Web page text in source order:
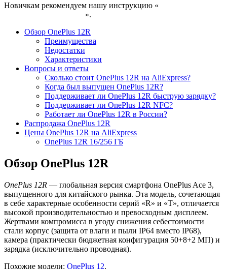
Новичкам рекомендуем нашу инструкцию «
».
Обзор OnePlus 12R
Преимущества
Недостатки
Характеристики
Вопросы и ответы
Сколько стоит OnePlus 12R на AliExpress?
Когда был выпущен OnePlus 12R?
Поддерживает ли OnePlus 12R быструю зарядку?
Поддерживает ли OnePlus 12R NFC?
Работает ли OnePlus 12R в России?
Распродажа OnePlus 12R
Цены OnePlus 12R на AliExpress
OnePlus 12R 16/256 ГБ
Обзор OnePlus 12R
OnePlus 12R — глобальная версия смартфона OnePlus Ace 3,
выпущенного для китайского рынка. Эта модель, сочетающая
в себе характерные особенности серий «R» и «T», отличается
высокой производительностью и превосходным дисплеем.
Жертвами компромисса в угоду снижения себестоимости
стали корпус (защита от влаги и пыли IP64 вместо IP68),
камера (практически бюджетная конфигурация 50+8+2 МП) и
зарядка (исключительно проводная).
Похожие модели: OnePlus 12.